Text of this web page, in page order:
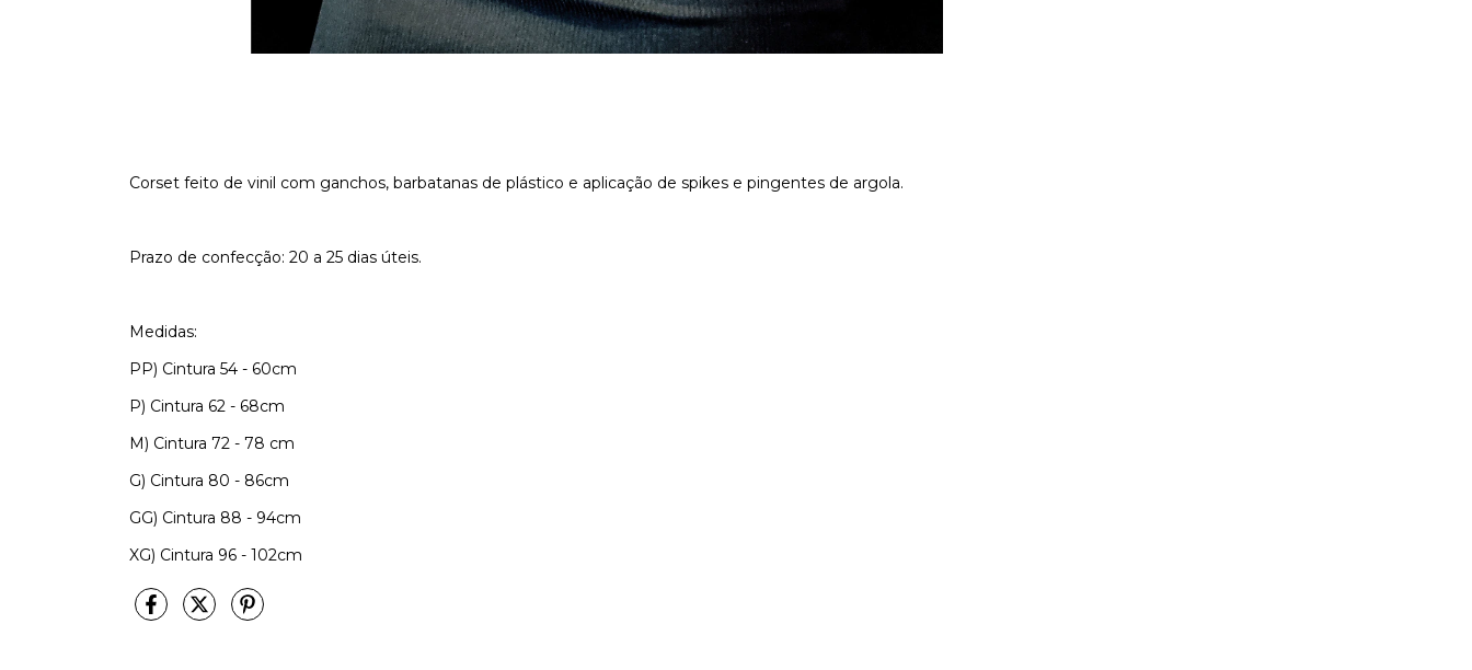
Corset feito de vinil com ganchos, barbatanas de plástico e aplicação de spikes e pingentes de argola.
Prazo de confecção: 20 a 25 dias úteis.
Medidas:
PP) Cintura 54 - 60cm
P) Cintura 62 - 68cm
M) Cintura 72 - 78 cm
G) Cintura 80 - 86cm
GG) Cintura 88 - 94cm
XG) Cintura 96 - 102cm